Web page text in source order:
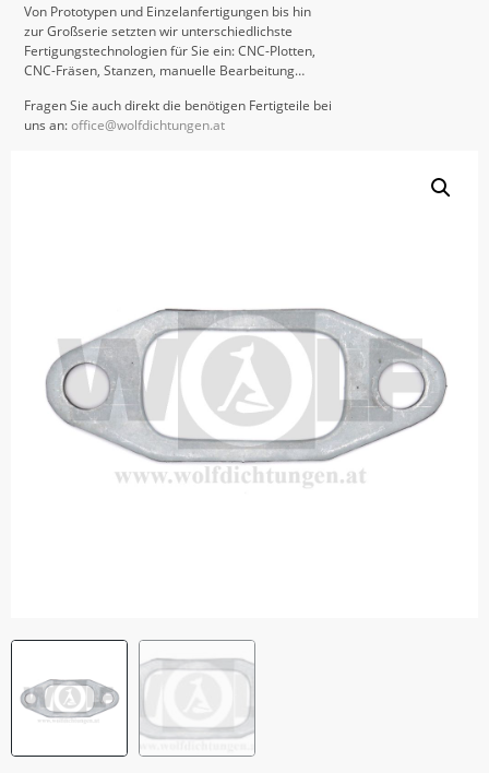
Von Prototypen und Einzelanfertigungen bis hin
zur Großserie setzten wir unterschiedlichste
Fertigungstechnologien für Sie ein: CNC-Plotten,
CNC-Fräsen, Stanzen, manuelle Bearbeitung…
Fragen Sie auch direkt die benötigen Fertigteile bei
uns an:office@wolfdichtungen.at